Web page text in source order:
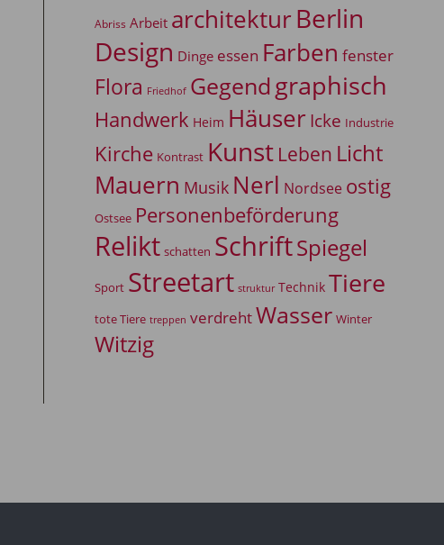
Abriss Arbeit architekturBerlin
Design Dinge essen Farben fenster
Flora Friedhof Gegendgraphisch
Handwerk Heim Häuser Icke Industrie
Kirche Kontrast Kunst Leben Licht
Mauern Musik Nerl Nordsee ostig
Ostsee Personenbeförderung
Relikt schatten SchriftSpiegel
Sport Streetart struktur Technik Tiere
tote Tiere treppen verdrehtWasser Winter
Witzig